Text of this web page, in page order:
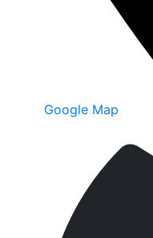
Google Map